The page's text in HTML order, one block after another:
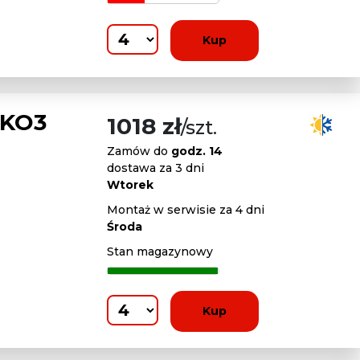
Kup
1018 zł/szt.
Zamów do godz. 14
dostawa za 3 dni
Wtorek
Montaż w serwisie za 4 dni
Środa
Stan magazynowy
Kup